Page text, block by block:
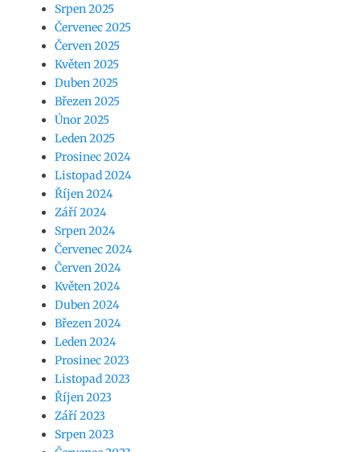
Srpen 2025
Červenec 2025
Červen 2025
Květen 2025
Duben 2025
Březen 2025
Únor 2025
Leden 2025
Prosinec 2024
Listopad 2024
Říjen 2024
Září 2024
Srpen 2024
Červenec 2024
Červen 2024
Květen 2024
Duben 2024
Březen 2024
Leden 2024
Prosinec 2023
Listopad 2023
Říjen 2023
Září 2023
Srpen 2023